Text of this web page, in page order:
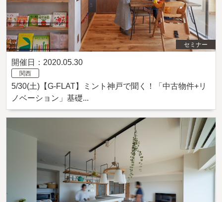
セミナー
開催日：2020.05.30
関西
5/30(土)【G-FLAT】ミント神戸で聞く！「中古物件+リ
ノベーション」基礎...